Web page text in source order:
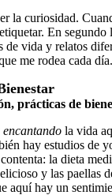
la curiosidad.
En
vida y relatos
me rodea cada
prácticas de
encantando la vida
hay estudios de
la dieta
y las paellas
hay un